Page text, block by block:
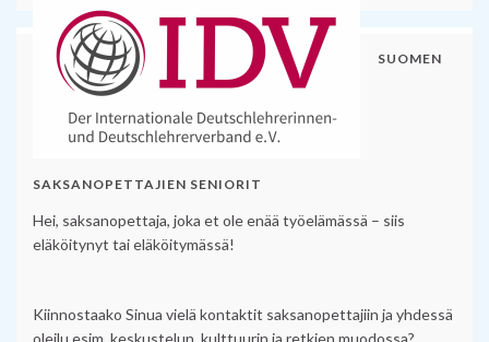
SUOMEN
SAKSANOPETTAJIEN SENIORIT
Hei, saksanopettaja, joka et ole enää työelämässä – siis
eläköitynyt tai eläköitymässä!
Kiinnostaako Sinua vielä kontaktit saksanopettajiin ja yhdessä